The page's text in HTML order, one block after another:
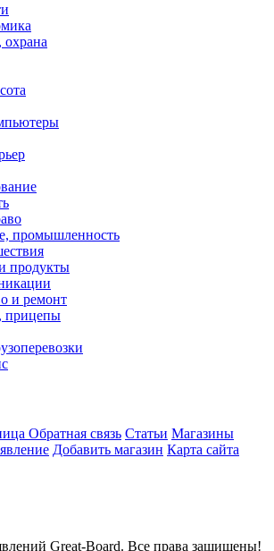
охрана
промышленность
продукты
и ремонт
прицепы
Обратная связь Статьи Магазины
Добавить магазин Карта сайта
Great-Board. Все права защищены!